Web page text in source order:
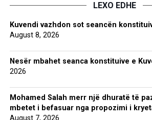
LEXO EDHE
Kuvendi vazhdon sot seancën
August 8, 2026
Nesër mbahet seanca konstituive e
2026
Mohamed Salah merr një dhuratë të
mbetet i befasuar nga propozimi i